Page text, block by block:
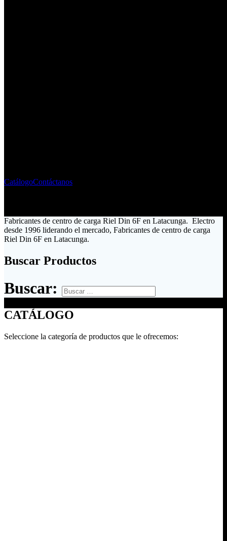
CatálogoContáctanos
Fabricantes de centro de carga Riel Din 6F en Latacunga. Electro
desde 1996 liderando el mercado, Fabricantes de centro de carga
Riel Din 6F en Latacunga.
Buscar Productos
Buscar:
CATÁLOGO
Seleccione la categoría de productos que le ofrecemos: